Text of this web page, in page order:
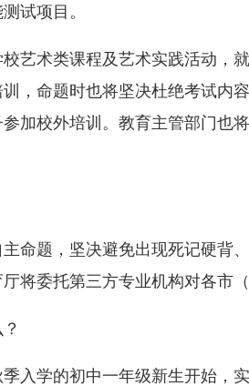
试项目。
术类课程及艺术实践活动，
，命题时也将坚决杜绝考试内
加校外培训。教育主管部门也
题，坚决避免出现死记硬背、
将委托第三方专业机构对各市
学的初中一年级新生开始，